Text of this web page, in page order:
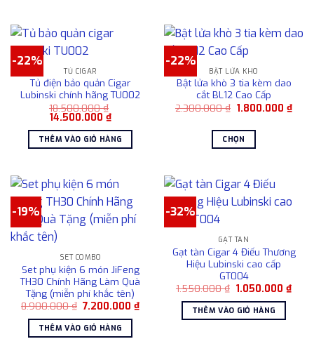
trang
sản
phẩm
-22%
TỦ CIGAR
Tủ điện bảo quản Cigar
Lubinski chính hãng TU002
18.500.000₫
Giá
là:
18.500.000 ₫.
14.500.000 ₫Giá
hiện
tại
là:
14.500.000 ₫.
THÊM VÀO GIỎ HÀNG
-22%
BẬT LỬA KHÒ
Bật lửa khò 3 tia kèm dao
cắt BL12 Cao Cấp
2.300.000₫ Giá
2.300.000 ₫.
1.800.000₫Giá
hiện
CHỌN
này
có
thể.
Các
tùy
chọn
có
thể
-19%
SET COMBO
Set phụ kiện 6 món JiFeng
TH30 Chính Hãng Làm Quà
Tặng (miễn phí khắc tên)
8.900.000₫ Giá
là:
8.900.000 ₫.
7.200.000₫Giá
hiện
THÊM VÀO GIỎ HÀNG
-32%
GẠT TÀN
Gạt tàn Cigar 4 Điếu Thương
Hiệu Lubinski cao cấp
GT004
1.550.000₫ Giá
là:
1.550.000 ₫.
1.050.000₫Giá
hiện
THÊM VÀO GIỎ HÀNG